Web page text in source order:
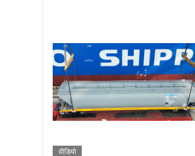
वीडियो